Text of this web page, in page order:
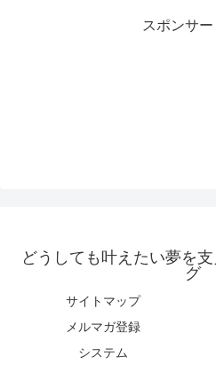
スポンサー
どうしても叶えたい夢を
グ
サイトマップ
メルマガ登録
システム